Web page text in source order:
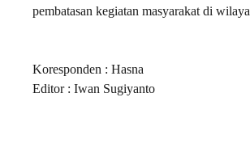
pembatasan kegiatan masyarakat di
Koresponden : Hasna
Editor : Iwan Sugiyanto